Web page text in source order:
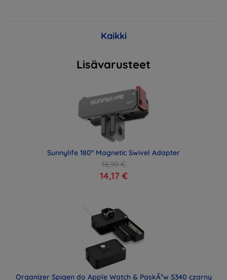
Kaikki
Lisävarusteet
Sunnylife 180° Magnetic Swivel Adapter
18,90 €
14,17 €
Organizer Spigen do Apple Watch & PaskÃ³w S340 czarny